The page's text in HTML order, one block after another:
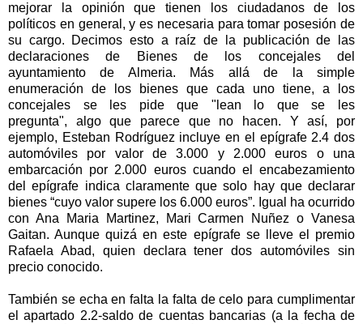
mejorar la opinión que tienen los ciudadanos de los
políticos en general, y es necesaria para tomar posesión de
su cargo. Decimos esto a raíz de la publicación de las
declaraciones de Bienes de los concejales del
ayuntamiento de Almeria. Más allá de la simple
enumeración de los bienes que cada uno tiene, a los
concejales se les pide que "lean lo que se les
pregunta", algo que parece que no hacen. Y así, por
ejemplo, Esteban Rodríguez incluye en el epígrafe 2.4 dos
automóviles por valor de 3.000 y 2.000 euros o una
embarcación por 2.000 euros cuando el encabezamiento
del epígrafe indica claramente que solo hay que declarar
bienes “cuyo valor supere los 6.000 euros”. Igual ha ocurrido
con Ana Maria Martinez, Mari Carmen Nuñez o Vanesa
Gaitan. Aunque quizá en este epígrafe se lleve el premio
Rafaela Abad, quien declara tener dos automóviles sin
precio conocido.
También se echa en falta la falta de celo para cumplimentar
el apartado 2.2-saldo de cuentas bancarias (a la fecha de